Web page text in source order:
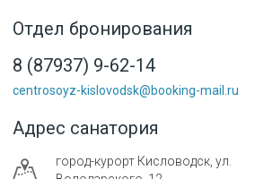
Отдел бронирования
8 (87937) 9-62-14
centrosoyz-kislovodsk@booking-mail.ru
Адрес санатория
город-курорт Кисловодск ул.